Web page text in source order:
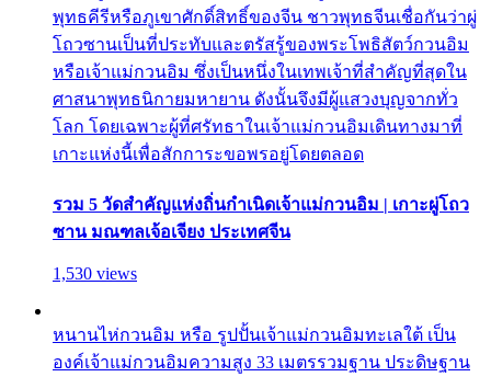
พุทธคีรีหรือภูเขาศักดิ์สิทธิ์ของจีน ชาวพุทธจีนเชื่อกันว่าผู่
โถวซานเป็นที่ประทับและตรัสรู้ของพระโพธิสัตว์กวนอิม
หรือเจ้าแม่กวนอิม ซึ่งเป็นหนึ่งในเทพเจ้าที่สำคัญที่สุดใน
ศาสนาพุทธนิกายมหายาน ดังนั้นจึงมีผู้แสวงบุญจากทั่ว
โลก โดยเฉพาะผู้ที่ศรัทธาในเจ้าแม่กวนอิมเดินทางมาที่
เกาะแห่งนี้เพื่อสักการะขอพรอยู่โดยตลอด
รวม 5 วัดสำคัญแห่งถิ่นกำเนิดเจ้าแม่กวนอิม | เกาะผู่โถว
ซาน มณฑลเจ้อเจียง ประเทศจีน
1,530 views
หนานไห่กวนอิม หรือ รูปปั้นเจ้าแม่กวนอิมทะเลใต้ เป็น
องค์เจ้าแม่กวนอิมความสูง 33 เมตรรวมฐาน ประดิษฐาน